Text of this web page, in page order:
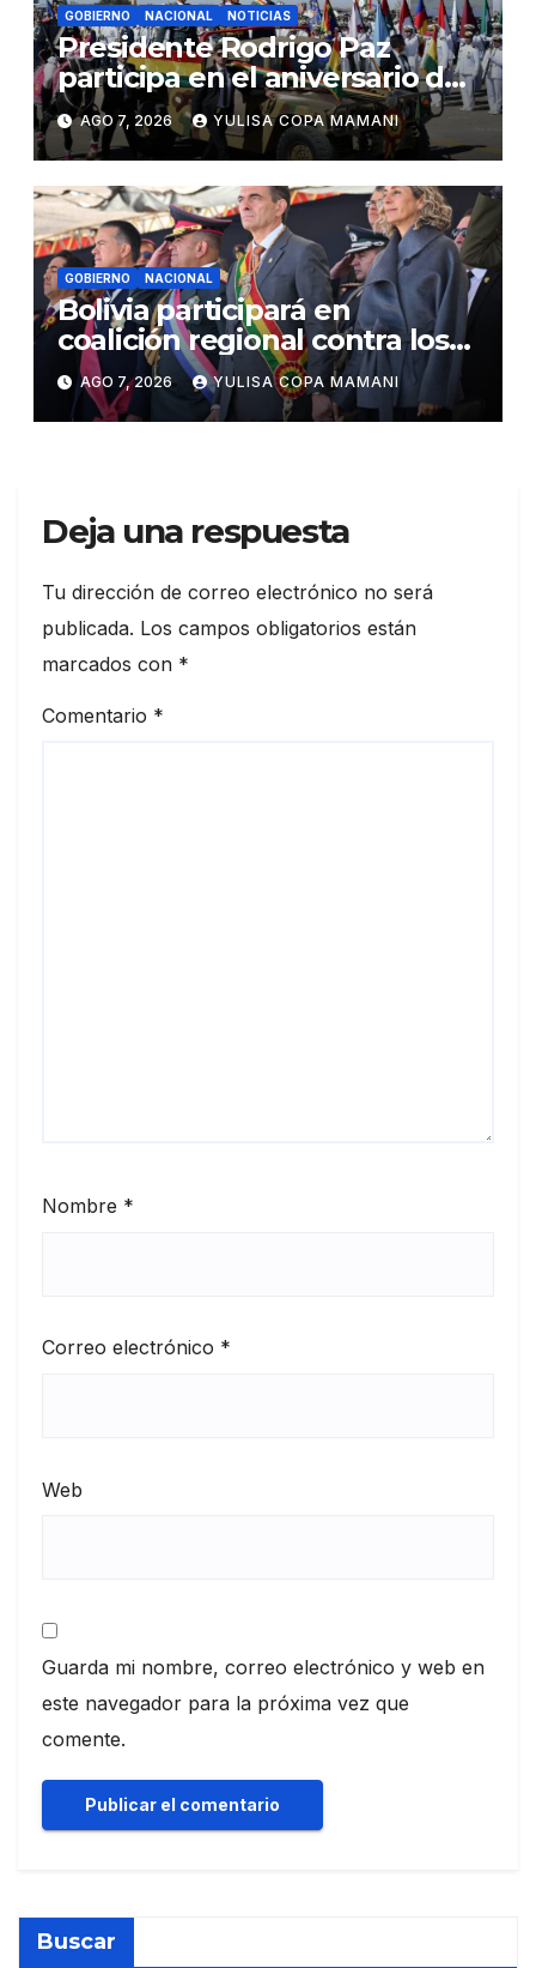
GOBIERNO NACIONAL NOTICIAS
Presidente Rodrigo Paz
participa en el aniversario de
las Fuerzas Armadas
AGO 7, 2026 YULISA COPA MAMANI
GOBIERNO NACIONAL
Bolivia participará en
coalición regional contra los
cárteles del narcotráfico
AGO 7, 2026 YULISA COPA MAMANI
Deja una respuesta
Tu dirección de correo electrónico no será
publicada. Los campos obligatorios están
marcados con *
Comentario *
Nombre *
Correo electrónico *
Web
Guarda mi nombre, correo electrónico y web en
este navegador para la próxima vez que
comente.
Buscar